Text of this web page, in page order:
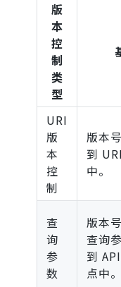
版
本
控
制
类
型
URI
版
本
控
制
版本
到
中。
查
询
参
数
版本
查询
到
点中。